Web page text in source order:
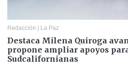
Redacción La Paz
Destaca Milena Quiroga
propone ampliar apoyos
Sudcalifornianas